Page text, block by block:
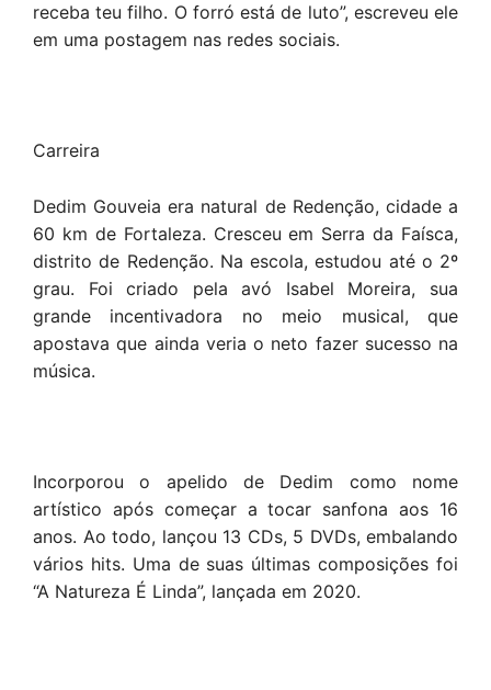
receba teu filho. O forró está de luto”, escreveu ele
em uma postagem nas redes sociais.
Carreira
Dedim Gouveia era natural de Redenção, cidade a
60 km de Fortaleza. Cresceu em Serra da Faísca,
distrito de Redenção. Na escola, estudou até o 2º
grau. Foi criado pela avó Isabel Moreira, sua
grande incentivadora no meio musical, que
apostava que ainda veria o neto fazer sucesso na
música.
Incorporou o apelido de Dedim como nome
artístico após começar a tocar sanfona aos 16
anos. Ao todo, lançou 13 CDs, 5 DVDs, embalando
vários hits. Uma de suas últimas composições foi
“A Natureza É Linda”, lançada em 2020.